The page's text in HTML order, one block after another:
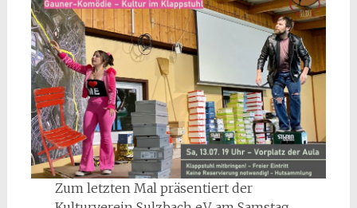
Zum letzten Mal präsentiert der